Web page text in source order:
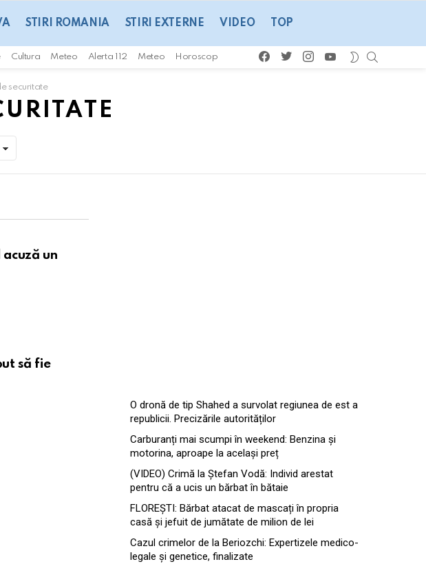
STIRI ROMANIA STIRI EXTERNE VIDEO TOP
Cultura Meteo Alerta 112 Meteo Horoscop
facebooktwitterinstagramyoutube SWITCH
securitate
un
să fie
O dronă de tip Shahed a survolat regiunea de est a
republicii. Precizările autorităților
Carburanți mai scumpi în weekend: Benzina și
motorina, aproape la același preț
(VIDEO) Crimă la Ștefan Vodă: Individ arestat
pentru că a ucis un bărbat în bătaie
FLOREȘTI: Bărbat atacat de mascați în propria
casă și jefuit de jumătate de milion de lei
Cazul crimelor de la Beriozchi: Expertizele medico-
legale și genetice, finalizate